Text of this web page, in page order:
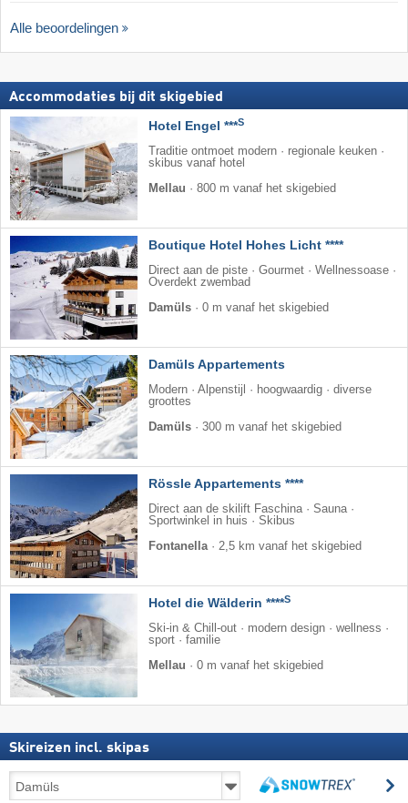
Alle beoordelingen
Accommodaties bij dit skigebied
Hotel Engel ***S
Traditie ontmoet modern · regionale keuken ·
skibus vanaf hotel
Mellau · 800 m vanaf het skigebied
Boutique Hotel Hohes Licht ****
Direct aan de piste · Gourmet · Wellnessoase ·
Overdekt zwembad
Damüls · 0 m vanaf het skigebied
Damüls Appartements
Modern · Alpenstijl · hoogwaardig · diverse
groottes
Damüls · 300 m vanaf het skigebied
Rössle Appartements ****
Direct aan de skilift Faschina · Sauna ·
Sportwinkel in huis · Skibus
Fontanella · 2,5 km vanaf het skigebied
Hotel die Wälderin ****S
Ski-in & Chill-out · modern design · wellness ·
sport · familie
Mellau · 0 m vanaf het skigebied
Skireizen incl. skipas
incl.